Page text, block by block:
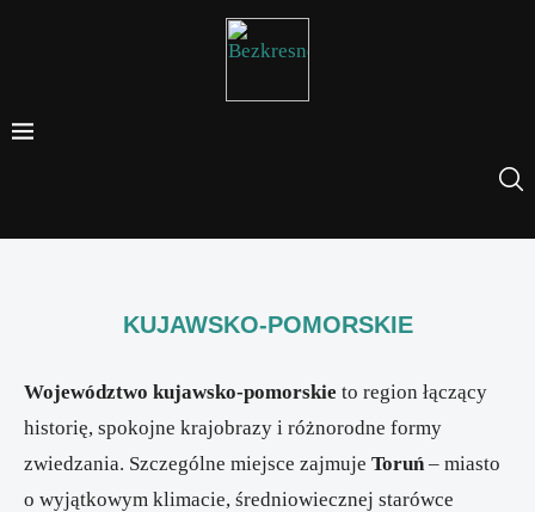
KUJAWSKO-POMORSKIE
Województwo kujawsko-pomorskie to region łączący
historię, spokojne krajobrazy i różnorodne formy
zwiedzania. Szczególne miejsce zajmuje Toruń– miasto
o wyjątkowym klimacie, średniowiecznej starówce